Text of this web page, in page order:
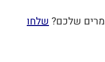
שלכם?שלחו